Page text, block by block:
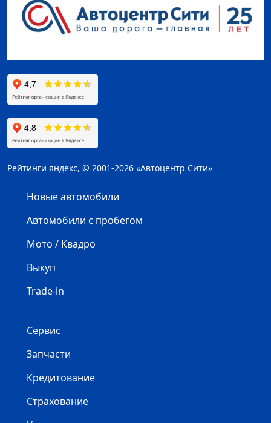
Рейтинги яндекс, © 2001-2026 «Автоцентр Сити»
Новые автомобили
Автомобили с пробегом
Мото / Квадро
Выкуп
Trade-in
Сервис
Запчасти
Кредитование
Страхование